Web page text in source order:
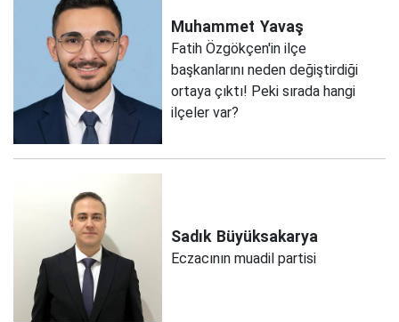
Muhammet Yavaş
Fatih Özgökçen'in ilçe
başkanlarını neden değiştirdiği
ortaya çıktı! Peki sırada hangi
ilçeler var?
Sadık Büyüksakarya
Eczacının muadil partisi